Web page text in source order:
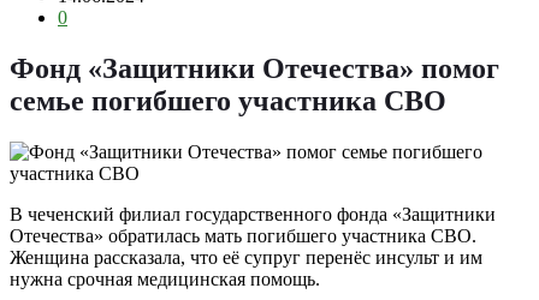
0
Фонд «Защитники Отечества» помог
семье погибшего участника СВО
В чеченский филиал государственного фонда «Защитники
Отечества» обратилась мать погибшего участника СВО.
Женщина рассказала, что её супруг перенёс инсульт и им
нужна срочная медицинская помощь.